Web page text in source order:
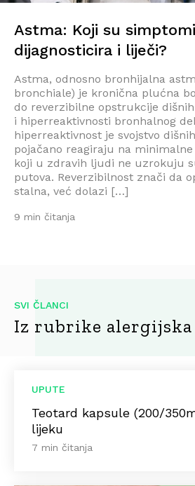
Astma: Koji su
dijagnosticira i liječi?
Astma, odnosno bronhijalna
bronchiale) je kronična plućna
do reverzibilne opstrukcije
i hiperreaktivnosti bronhalnog
hiperreaktivnost je svojstvo
pojačano reagiraju na
koji u zdravih ljudi ne uzrokuju
putova. Reverzibilnost znači da
stalna, već dolazi […]
9 min čitanja
Iz rubrike alergijska
SVI ČLANCI
UPUTE
Teotard kapsule (200/
lijeku
7 min čitanja